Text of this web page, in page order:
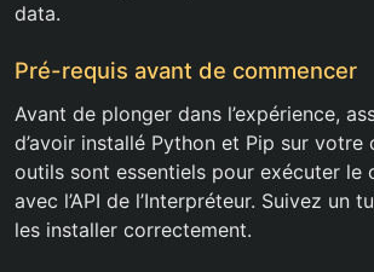
data.
Pré-requis avant de commencer
Avant de plonger dans l’expérience,
d’avoir installé Python et Pip sur votre
outils sont essentiels pour exécuter le
avec l’API de l’Interpréteur. Suivez un
les installer correctement.